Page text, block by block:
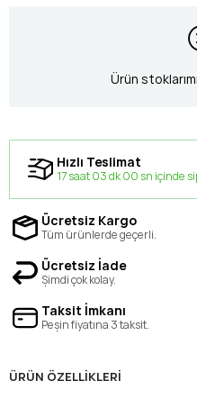
Ürün
Hızlı Teslimat
17 saat 03 dk 00 sn içinde
Ücretsiz Kargo
Tüm ürünlerde geçerli.
Ücretsiz İade
Şimdi çok kolay.
Taksit İmkanı
Peşin fiyatına 3 taksit.
ÜRÜN ÖZELLIKLERI